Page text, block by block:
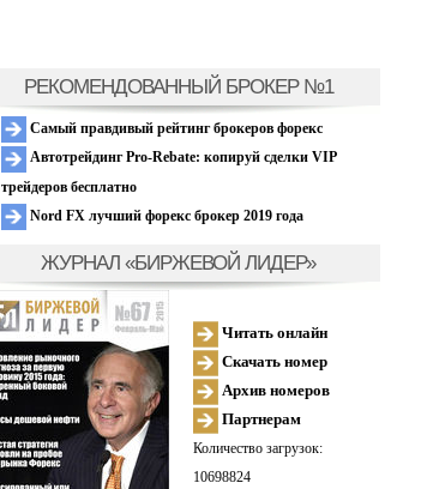
РЕКОМЕНДОВАННЫЙ БРОКЕР №1
Самый правдивый рейтинг брокеров форекс
Автотрейдинг Pro-Rebate: копируй сделки VIP
трейдеров бесплатно
Nord FX лучший форекс брокер 2019 года
ЖУРНАЛ «БИРЖЕВОЙ ЛИДЕР»
Читать онлайн
Скачать номер
Архив номеров
Партнерам
Количество загрузок:
10698824